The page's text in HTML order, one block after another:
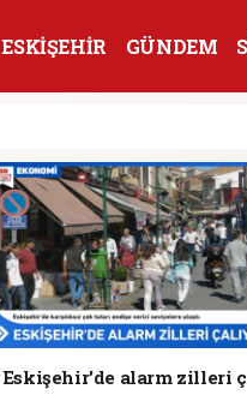
ESKİŞEHİR GÜNDEM
Eskişehir'de alarm zilleri